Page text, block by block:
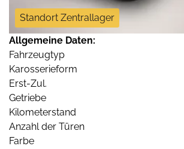
Standort Zentrallager
Allgemeine Daten:
Fahrzeugtyp
Karosserieform
Erst-Zul.
Getriebe
Kilometerstand
Anzahl der Türen
Farbe